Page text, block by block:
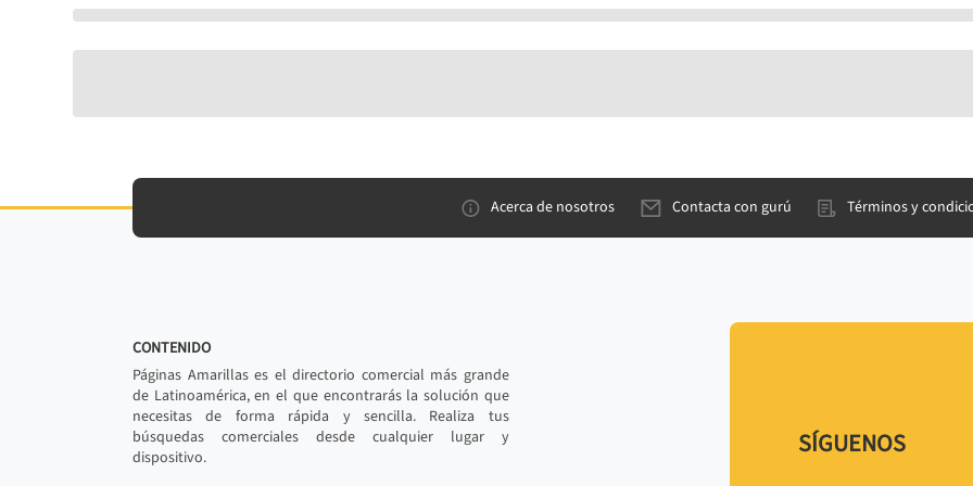
Acerca de nosotros Contacta con gurú Términos y
CONTENIDO
Páginas Amarillas es el directorio comercial más grande
de Latinoamérica, en el que encontrarás la solución que
necesitas de forma rápida y sencilla. Realiza tus
búsquedas comerciales desde cualquier lugar y
dispositivo.
SÍGUENOS